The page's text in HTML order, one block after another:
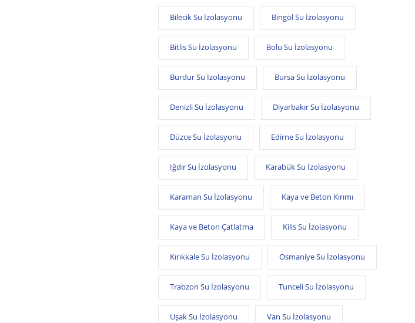
Bilecik Su İzolasyonu Bingöl Su İzolasyonu
Bitlis Su İzolasyonu Bolu Su İzolasyonu
Burdur Su İzolasyonu Bursa Su İzolasyonu
Denizli Su İzolasyonu Diyarbakır Su İzolasyonu
Düzce Su İzolasyonu Edirne Su İzolasyonu
Iğdır Su İzolasyonu Karabük Su İzolasyonu
Karaman Su İzolasyonu Kaya ve Beton Kırımı
Kaya ve Beton Çatlatma Kilis Su İzolasyonu
Kırıkkale Su İzolasyonu Osmaniye Su İzolasyonu
Trabzon Su İzolasyonu Tunceli Su İzolasyonu
Uşak Su İzolasyonu Van Su İzolasyonu